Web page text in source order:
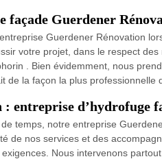
façade Guerdener
Guerdener Rénovation
votre projet, dans le respect
. Bien évidemment, nous
de la façon la plus professionnelle
entreprise d’hydrofuge
temps, notre entreprise
de nos services et des
Nous intervenons